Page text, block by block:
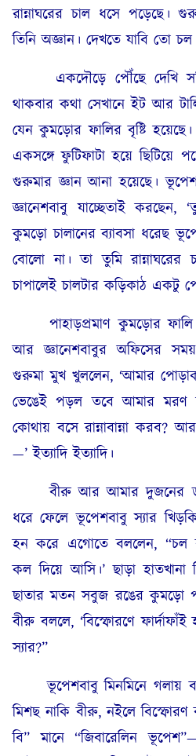
রান্নাঘরের চাল ধসে পড়েছে।
তিনি অজ্ঞান। দেখতে যাবি তো
একদৌড়ে পৌঁছে দেখি সত্যি
থাকবার কথা সেখানে ইট আর
যেন কুমড়োর ফালির বৃষ্টি
একসঙ্গে ফুটিফাটা হয়ে ছিটিয়ে
গুরুমার জ্ঞান আনা হয়েছে।
জ্ঞানেশবাবু যাচ্ছেতাই করছেন,
কুমড়ো চালানের ব্যাবসা ধরেছ
বোলো না। তা তুমি
চাপালেই চালটার কড়িকাঠ একটু
পাহাড়প্রমাণ কুমড়োর ফালি
আর জ্ঞানেশবাবুর অফিসের
গুরুমা মুখ খুললেন, ‘আমার
ভেঙেই পড়ল তবে আমার
কোথায় বসে রান্নাবান্না করব?
—’ ইত্যাদি ইত্যাদি।
বীরু আর আমার দুজনের
ধরে ফেলে ভূপেশবাবু স্যার
হন করে এগোতে বললেন, “চল
কল দিয়ে আসি।’ ছাড়া হাতখানা
ছাতার মতন সবুজ রঙের কুমড়ো
বীরু বললে, ‘বিস্ফোরণে
স্যার?”
ভূপেশবাবু মিনমিনে গলায়
মিশছ নাকি বীরু, নইলে
বি” মানে “জিবারেলিন